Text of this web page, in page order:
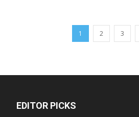
1 2 3
EDITOR PICKS